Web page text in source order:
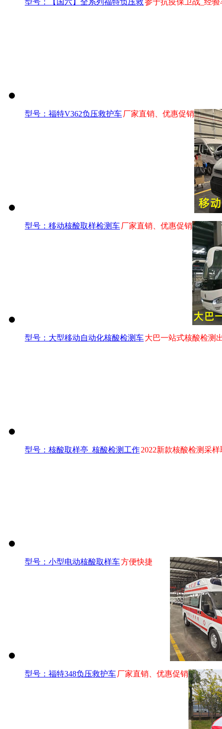
型号：福特V362负压救护车厂家直销、优惠促销
型号：移动核酸取样检测车厂家直销、优惠促销
型号：大型移动自动化核酸检测车大巴一站式核酸检测
型号：核酸取样亭_核酸检测工作2022新款核酸检测采
型号：小型电动核酸取样车方便快捷
型号：福特348负压救护车厂家直销、优惠促销